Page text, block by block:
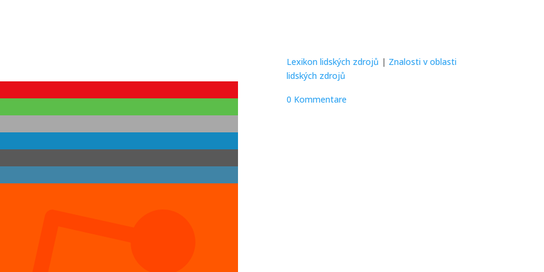
Lexikon lidských zdrojů | Znalosti v oblasti
lidských zdrojů
0 Kommentare